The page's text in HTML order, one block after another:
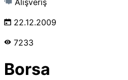
Alışveriş
22.12.2009
7233
Borsa